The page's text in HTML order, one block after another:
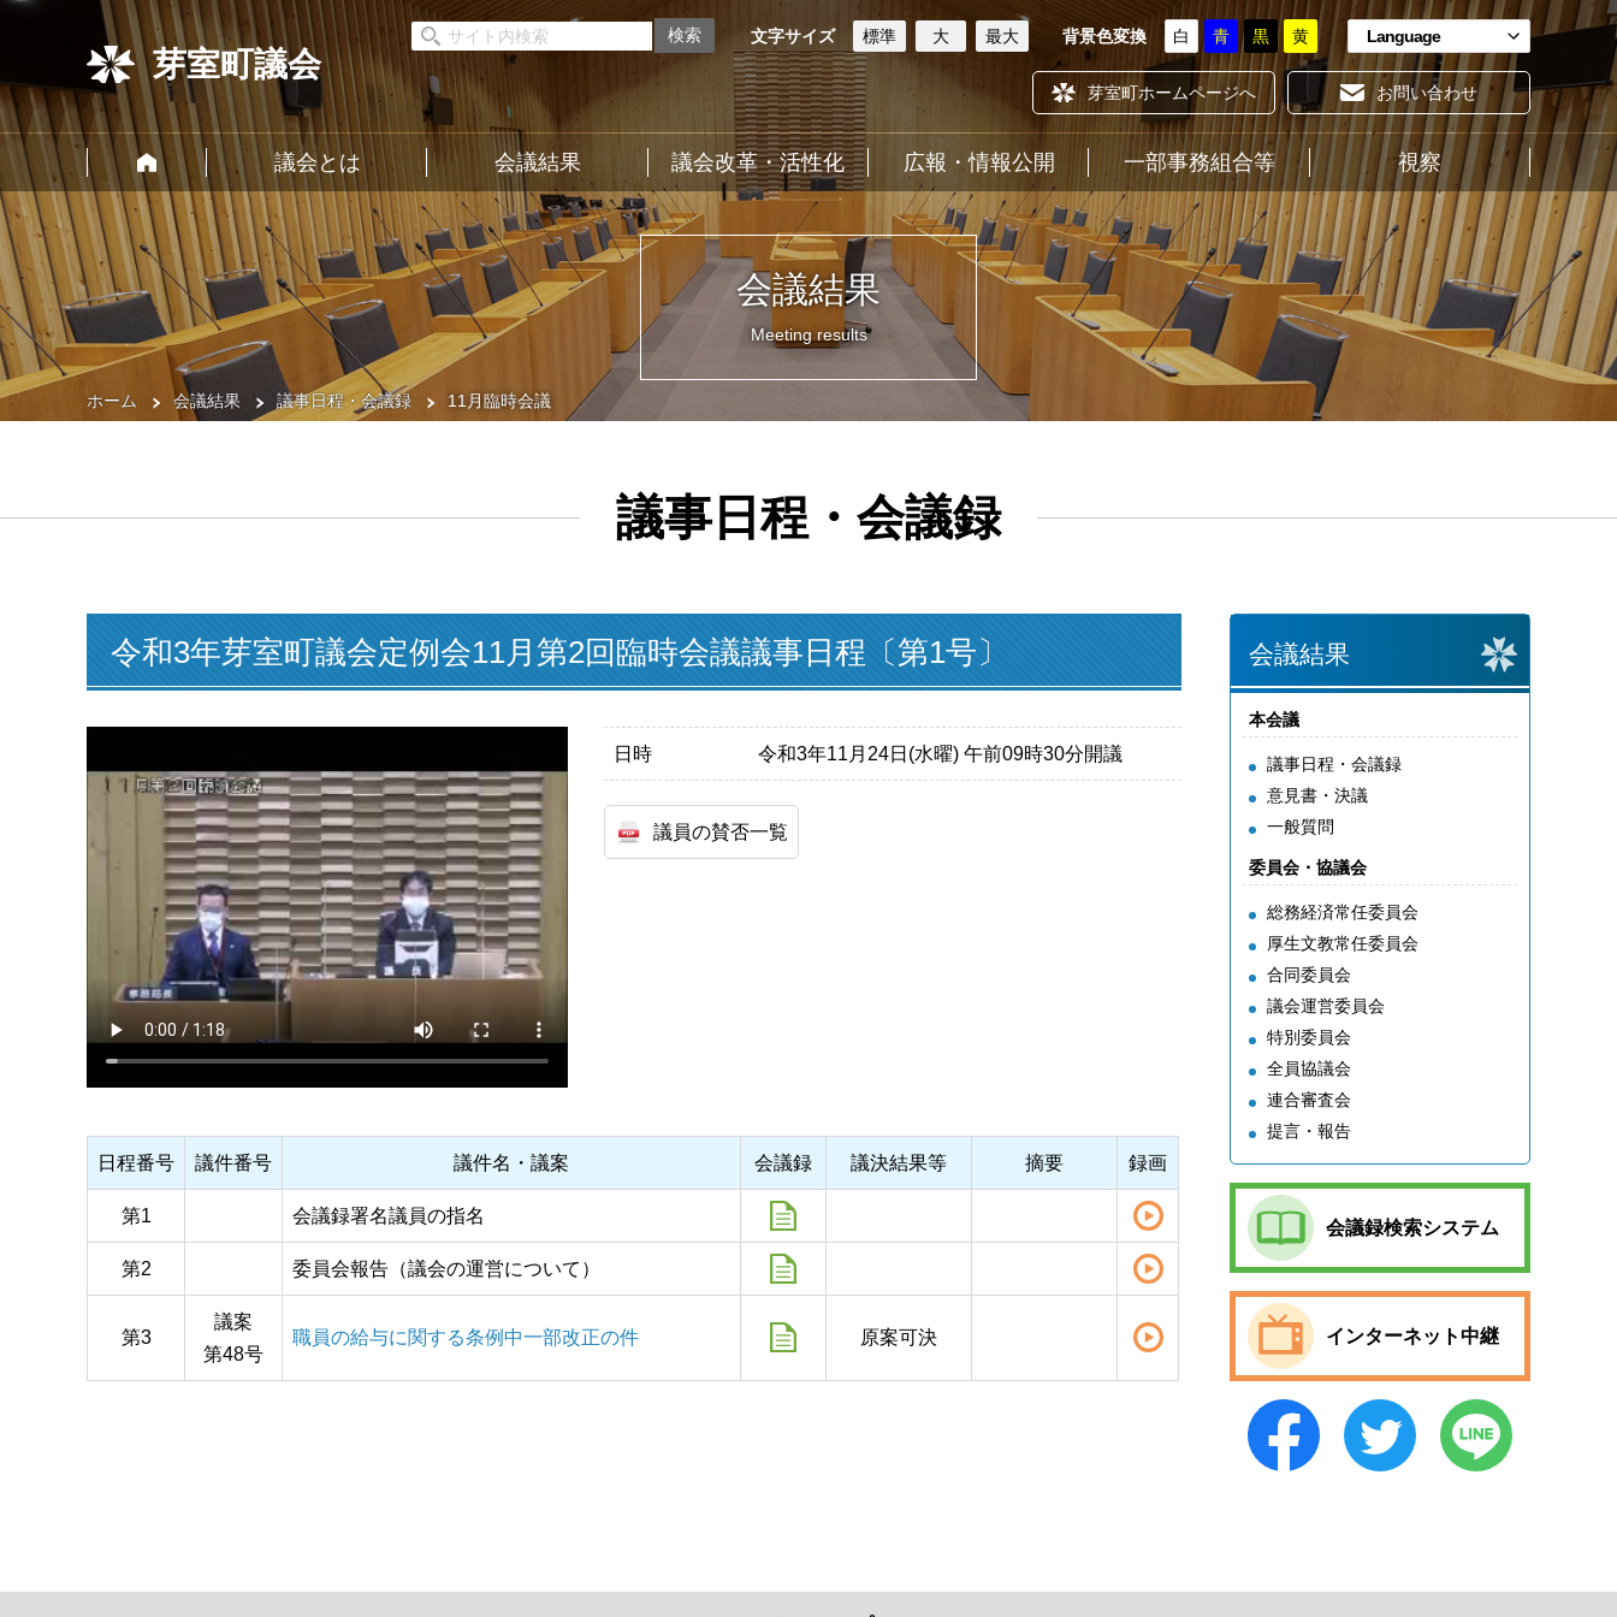
芽室町議会
文字サイズ 標準 大 最大 背景色変換 白 青 黒 黄 Language
芽室町ホームページへ お問い合わせ
ホーム
議会とは 会議結果 議会改革・活性化 広報・情報公開 一部事務組合等 視察
会議結果
Meeting results
ホーム 会議結果 議事日程・会議録 11月臨時会議
議事日程・会議録
令和3年芽室町議会定例会11月第2回臨時会議議事日程〔第1号〕
日時 令和3年11月24日(水曜) 午前09時30分開議
議員の賛否一覧
日程番号 議件番号 議件名・議案 会議録 議決結果等 摘要 録画
第1 会議録署名議員の指名
第2 委員会報告（議会の運営について）
第3
議案
第48号
職員の給与に関する条例中一部改正の件 原案可決
会議結果
本会議
議事日程・会議録
意見書・決議
一般質問
委員会・協議会
総務経済常任委員会
厚生文教常任委員会
合同委員会
議会運営委員会
特別委員会
全員協議会
連合審査会
提言・報告
会議録検索システム
インターネット中継